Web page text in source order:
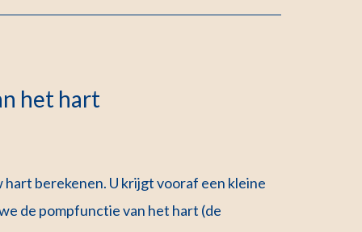
het hart
berekenen. U krijgt vooraf een kleine
de pompfunctie van het hart (de